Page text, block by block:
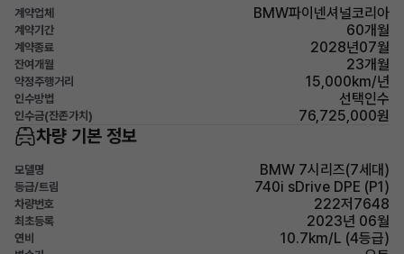
계약업체 BMW파이넨셔널코리아
계약기간 60개월
계약종료 2028년07월
잔여개월 23개월
약정주행거리 15,000km/년
인수방법 선택인수
인수금(잔존가치) 76,725,000원
차량 기본 정보
모델명 BMW 7시리즈(7세대)
등급/트림 740i sDrive DPE (P1)
차량번호 222저7648
최초등록 2023년 06월
연비 10.7km/L (4등급)